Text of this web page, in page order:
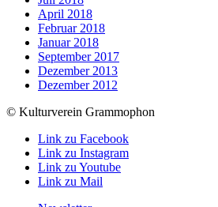
April 2018
Februar 2018
Januar 2018
September 2017
Dezember 2013
Dezember 2012
© Kulturverein Grammophon
Link zu Facebook
Link zu Instagram
Link zu Youtube
Link zu Mail